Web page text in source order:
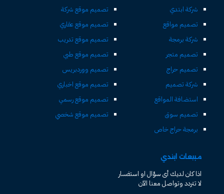
شركة ابتدي
تصميم مواقع
شركة برمجة
تصميم متجر
تصميم حراج
شركة تصميم
استضافة المواقع
تصميم سوق
برمجة حراج خاص
تصميم موقع شركة
تصميم موقع عقاري
تصميم موقع تدريب
تصميم موقع طبي
تصميم ووردبريس
تصميم موقع اخباري
تصميم موقع رسمي
تصميم موقع شخصي
مبيعات ابتدي
اذا كان لديك أى سؤال او استفسار
لا تتردد وتواصل معنا الآن